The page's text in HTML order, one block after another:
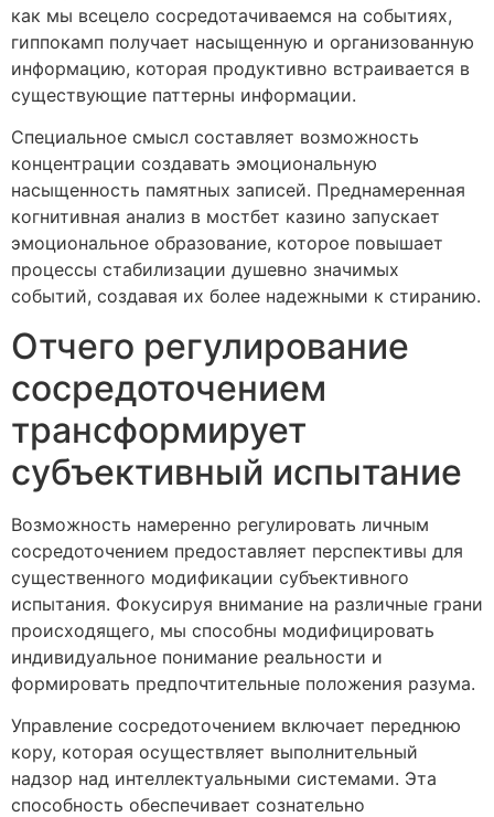
как мы всецело сосредотачиваемся на событиях,
гиппокамп получает насыщенную и организованную
информацию, которая продуктивно встраивается в
существующие паттерны информации.
Специальное смысл составляет возможность
концентрации создавать эмоциональную
насыщенность памятных записей. Преднамеренная
когнитивная анализ в мостбет казино запускает
эмоциональное образование, которое повышает
процессы стабилизации душевно значимых
событий, создавая их более надежными к стиранию.
Отчего регулирование
сосредоточением
трансформирует
субъективный испытание
Возможность намеренно регулировать личным
сосредоточением предоставляет перспективы для
существенного модификации субъективного
испытания. Фокусируя внимание на различные грани
происходящего, мы способны модифицировать
индивидуальное понимание реальности и
формировать предпочтительные положения разума.
Управление сосредоточением включает переднюю
кору, которая осуществляет выполнительный
надзор над интеллектуальными системами. Эта
способность обеспечивает сознательно